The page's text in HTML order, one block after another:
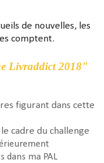
de nouvelles, les
comptent.
Livraddict 2018"
figurant dans cette
cadre du challenge
dans ma PAL